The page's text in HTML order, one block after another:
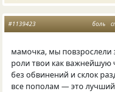
боль
#1139423
мамочка, мы повзрослели
роли твои как важнейшую
без обвинений и склок
все пополам — это лучший